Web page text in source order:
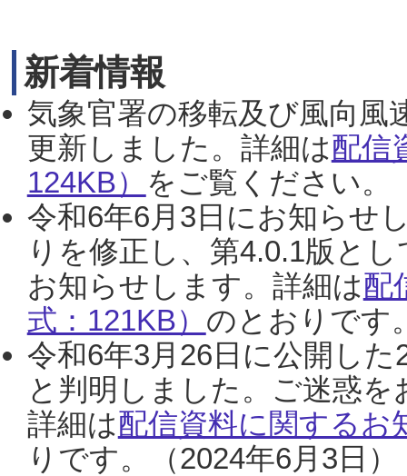
新着情報
気象官署の移転及び風向風
更新しました。詳細は配信
124KB） をご覧ください。
令和6年6月3日にお知らせ
りを修正し、第4.0.1版と
お知らせします。詳細は配
式：121KB） のとおりです
令和6年3月26日に公開し
と判明しました。ご迷惑
詳細は配信資料に関するお
りです。（2024年6月3日）